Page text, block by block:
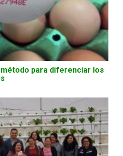
para diferenciar los